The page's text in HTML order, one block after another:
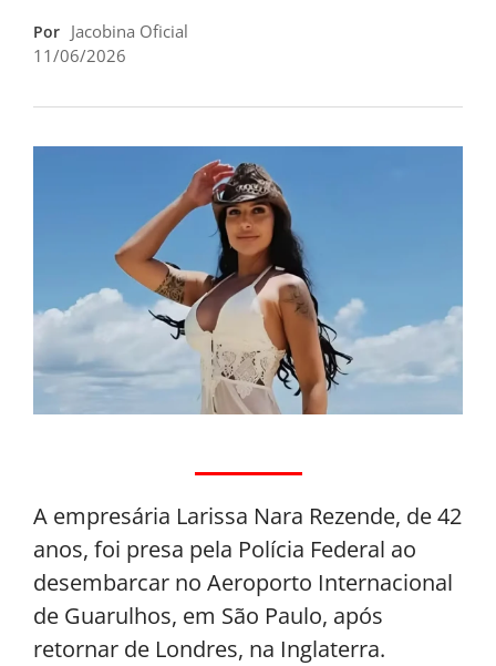
Por Jacobina Oficial
11/06/2026
A empresária Larissa Nara Rezende, de 42
anos, foi presa pela Polícia Federal ao
desembarcar no Aeroporto Internacional
de Guarulhos, em São Paulo, após
retornar de Londres, na Inglaterra.